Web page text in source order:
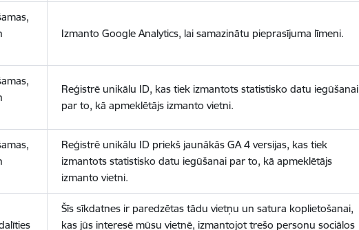
Izmanto Google Analytics, lai samazinātu pieprasījuma līmeni.
Reģistrē unikālu ID, kas tiek izmantots statistisko datu iegūšanai
par to, kā apmeklētājs izmanto vietni.
Reģistrē unikālu ID priekš jaunākās GA 4 versijas, kas tiek
izmantots statistisko datu iegūšanai par to, kā apmeklētājs
izmanto vietni.
Šīs sīkdatnes ir paredzētas tādu vietņu un satura koplietošanai,
kas jūs interesē mūsu vietnē, izmantojot trešo personu sociālos